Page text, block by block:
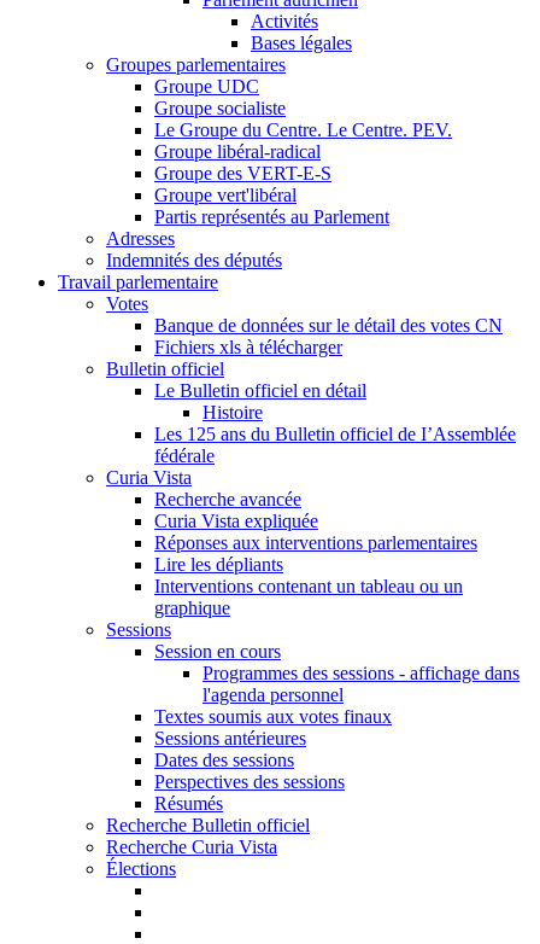
Activités
Bases légales
Groupes parlementaires
Groupe UDC
Groupe socialiste
Le Groupe du Centre. Le Centre. PEV.
Groupe libéral-radical
Groupe des VERT-E-S
Groupe vert'libéral
Partis représentés au Parlement
Adresses
Indemnités des députés
Travail parlementaire
Votes
Banque de données sur le détail des votes CN
Fichiers xls à télécharger
Bulletin officiel
Le Bulletin officiel en détail
Histoire
Les 125 ans du Bulletin officiel de I’Assemblée
fédérale
Curia Vista
Recherche avancée
Curia Vista expliquée
Réponses aux interventions parlementaires
Lire les dépliants
Interventions contenant un tableau ou un
graphique
Sessions
Session en cours
Programmes des sessions - affichage dans
l'agenda personnel
Textes soumis aux votes finaux
Sessions antérieures
Dates des sessions
Perspectives des sessions
Résumés
Recherche Bulletin officiel
Recherche Curia Vista
Élections